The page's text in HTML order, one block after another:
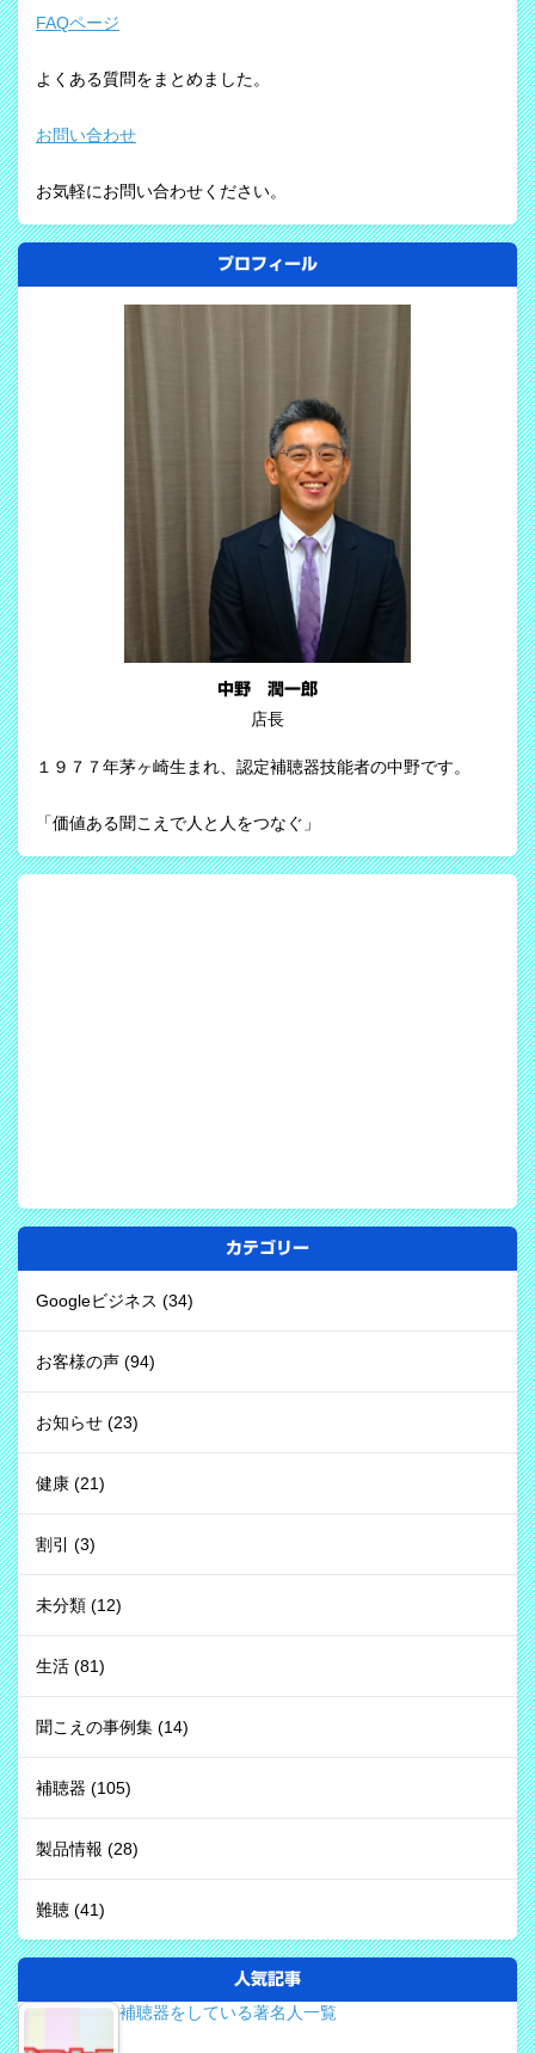
FAQページ
よくある質問をまとめました。
お問い合わせ
お気軽にお問い合わせください。
プロフィール
中野 潤一郎
店長
１９７７年茅ヶ崎生まれ、認定補聴器技能者の中野です。
「価値ある聞こえで人と人をつなぐ」
カテゴリー
Googleビジネス (34)
お客様の声 (94)
お知らせ (23)
健康 (21)
割引 (3)
未分類 (12)
生活 (81)
聞こえの事例集 (14)
補聴器 (105)
製品情報 (28)
難聴 (41)
人気記事
補聴器をしている著名人一覧